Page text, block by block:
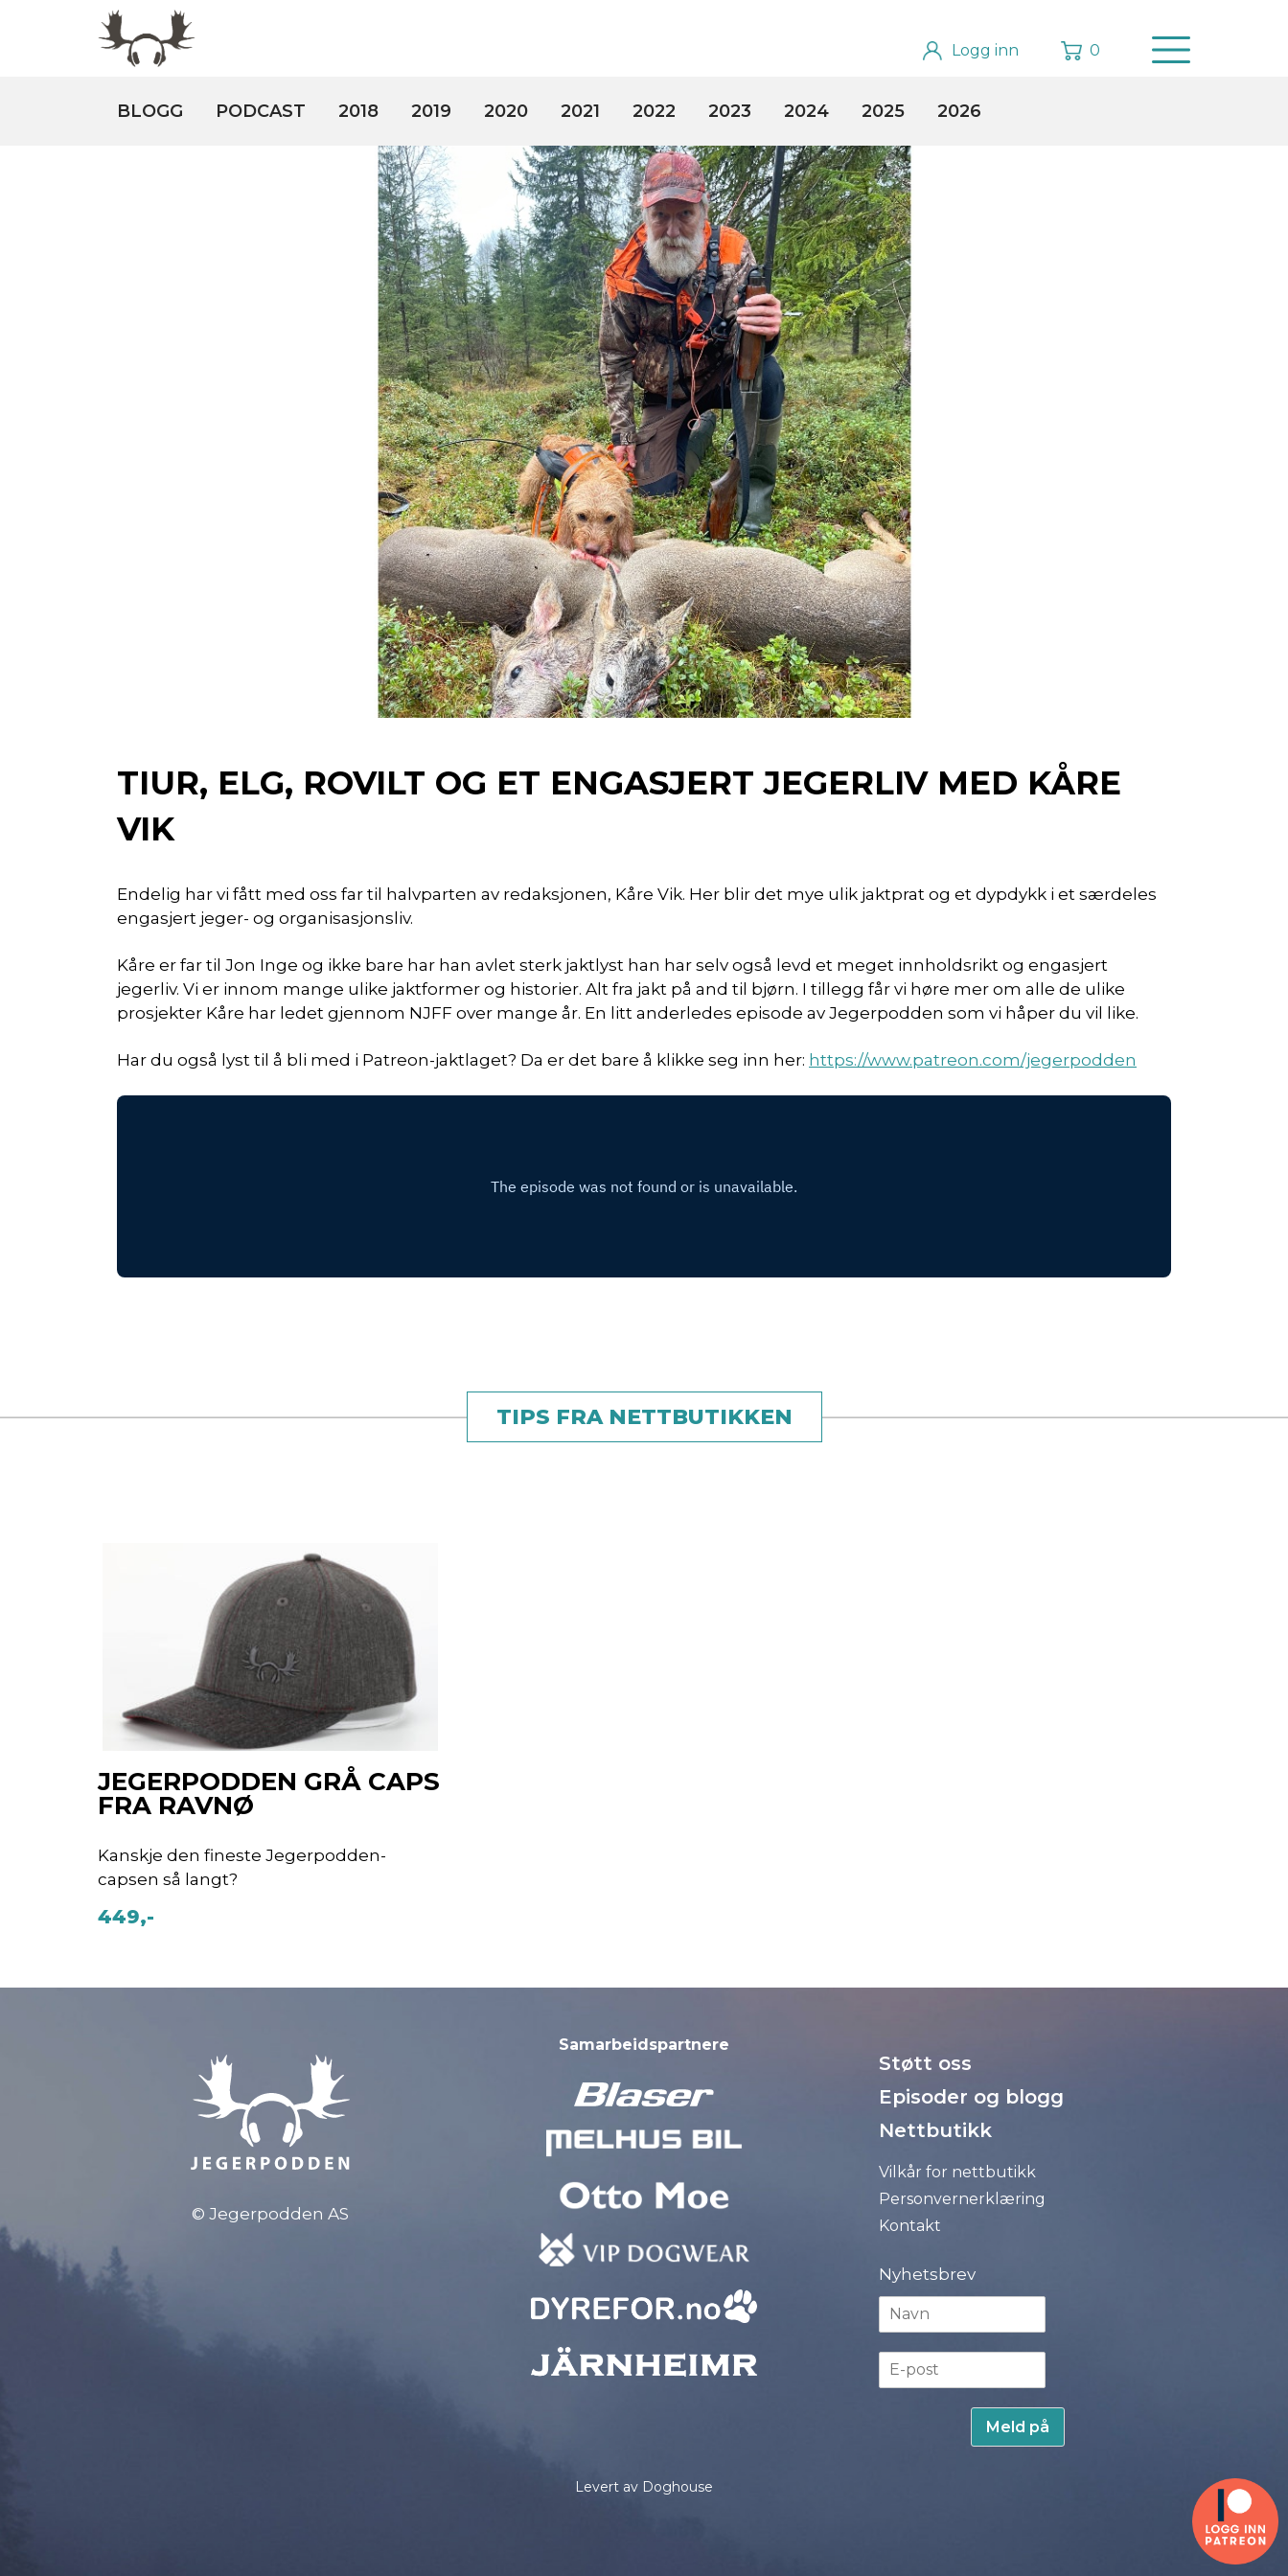
Logg inn 0
BLOGG PODCAST 2018 2019 2020 2021 2022 2023 2024 2025 2026
TIUR, ELG, ROVILT OG ET ENGASJERT JEGERLIV MED KÅRE
VIK
Endelig har vi fått med oss far til halvparten av redaksjonen, Kåre Vik. Her blir det mye ulik jaktprat og et dypdykk i et særdeles
engasjert jeger- og organisasjonsliv.
Kåre er far til Jon Inge og ikke bare har han avlet sterk jaktlyst han har selv også levd et meget innholdsrikt og engasjert
jegerliv. Vi er innom mange ulike jaktformer og historier. Alt fra jakt på and til bjørn. I tillegg får vi høre mer om alle de ulike
prosjekter Kåre har ledet gjennom NJFF over mange år. En litt anderledes episode av Jegerpodden som vi håper du vil like.
Har du også lyst til å bli med i Patreon-jaktlaget? Da er det bare å klikke seg inn her: https://www.patreon.com/jegerpodden
TIPS FRA NETTBUTIKKEN
JEGERPODDEN GRÅ CAPS
FRA RAVNØ
Kanskje den fineste Jegerpodden-
capsen så langt?
449,-
© Jegerpodden AS
Samarbeidspartnere
Støtt oss
Episoder og blogg
Nettbutikk
Vilkår for nettbutikk
Personvernerklæring
Kontakt
Nyhetsbrev
Meld på
Levert av Doghouse